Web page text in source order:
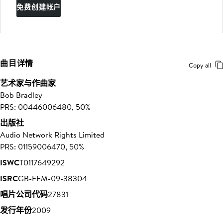
免费创建帐户
曲目详情 Copy all
艺术家与作曲家
Bob Bradley
PRS: 00446006480, 50%
出版社
Audio Network Rights Limited
PRS: 01159006470, 50%
ISWCT0117649292
ISRCGB-FFM-09-38304
唱片公司代码27831
发行年份2009